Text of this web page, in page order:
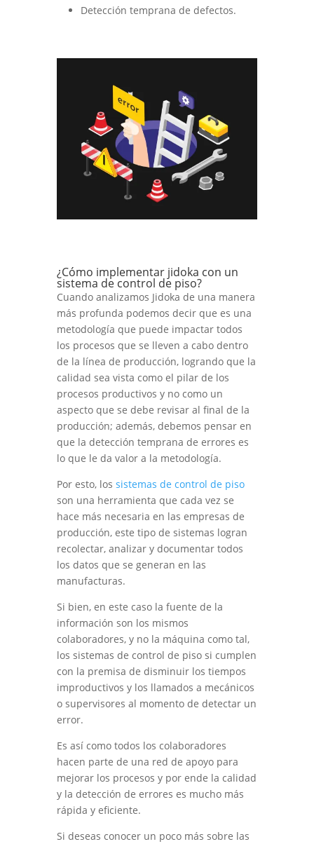
Detección temprana de defectos.
¿Cómo implementar jidoka con un
sistema de control de piso?
Cuando analizamos Jidoka de una manera
más profunda podemos decir que es una
metodología que puede impactar todos
los procesos que se lleven a cabo dentro
de la línea de producción, logrando que la
calidad sea vista como el pilar de los
procesos productivos y no como un
aspecto que se debe revisar al final de la
producción; además, debemos pensar en
que la detección temprana de errores es
lo que le da valor a la metodología.
Por esto, los sistemas de control de piso
son una herramienta que cada vez se
hace más necesaria en las empresas de
producción, este tipo de sistemas logran
recolectar, analizar y documentar todos
los datos que se generan en las
manufacturas.
Si bien, en este caso la fuente de la
información son los mismos
colaboradores, y no la máquina como tal,
los sistemas de control de piso si cumplen
con la premisa de disminuir los tiempos
improductivos y los llamados a mecánicos
o supervisores al momento de detectar un
error.
Es así como todos los colaboradores
hacen parte de una red de apoyo para
mejorar los procesos y por ende la calidad
y la detección de errores es mucho más
rápida y eficiente.
Si deseas conocer un poco más sobre las